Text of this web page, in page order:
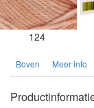
124
Boven Meer info